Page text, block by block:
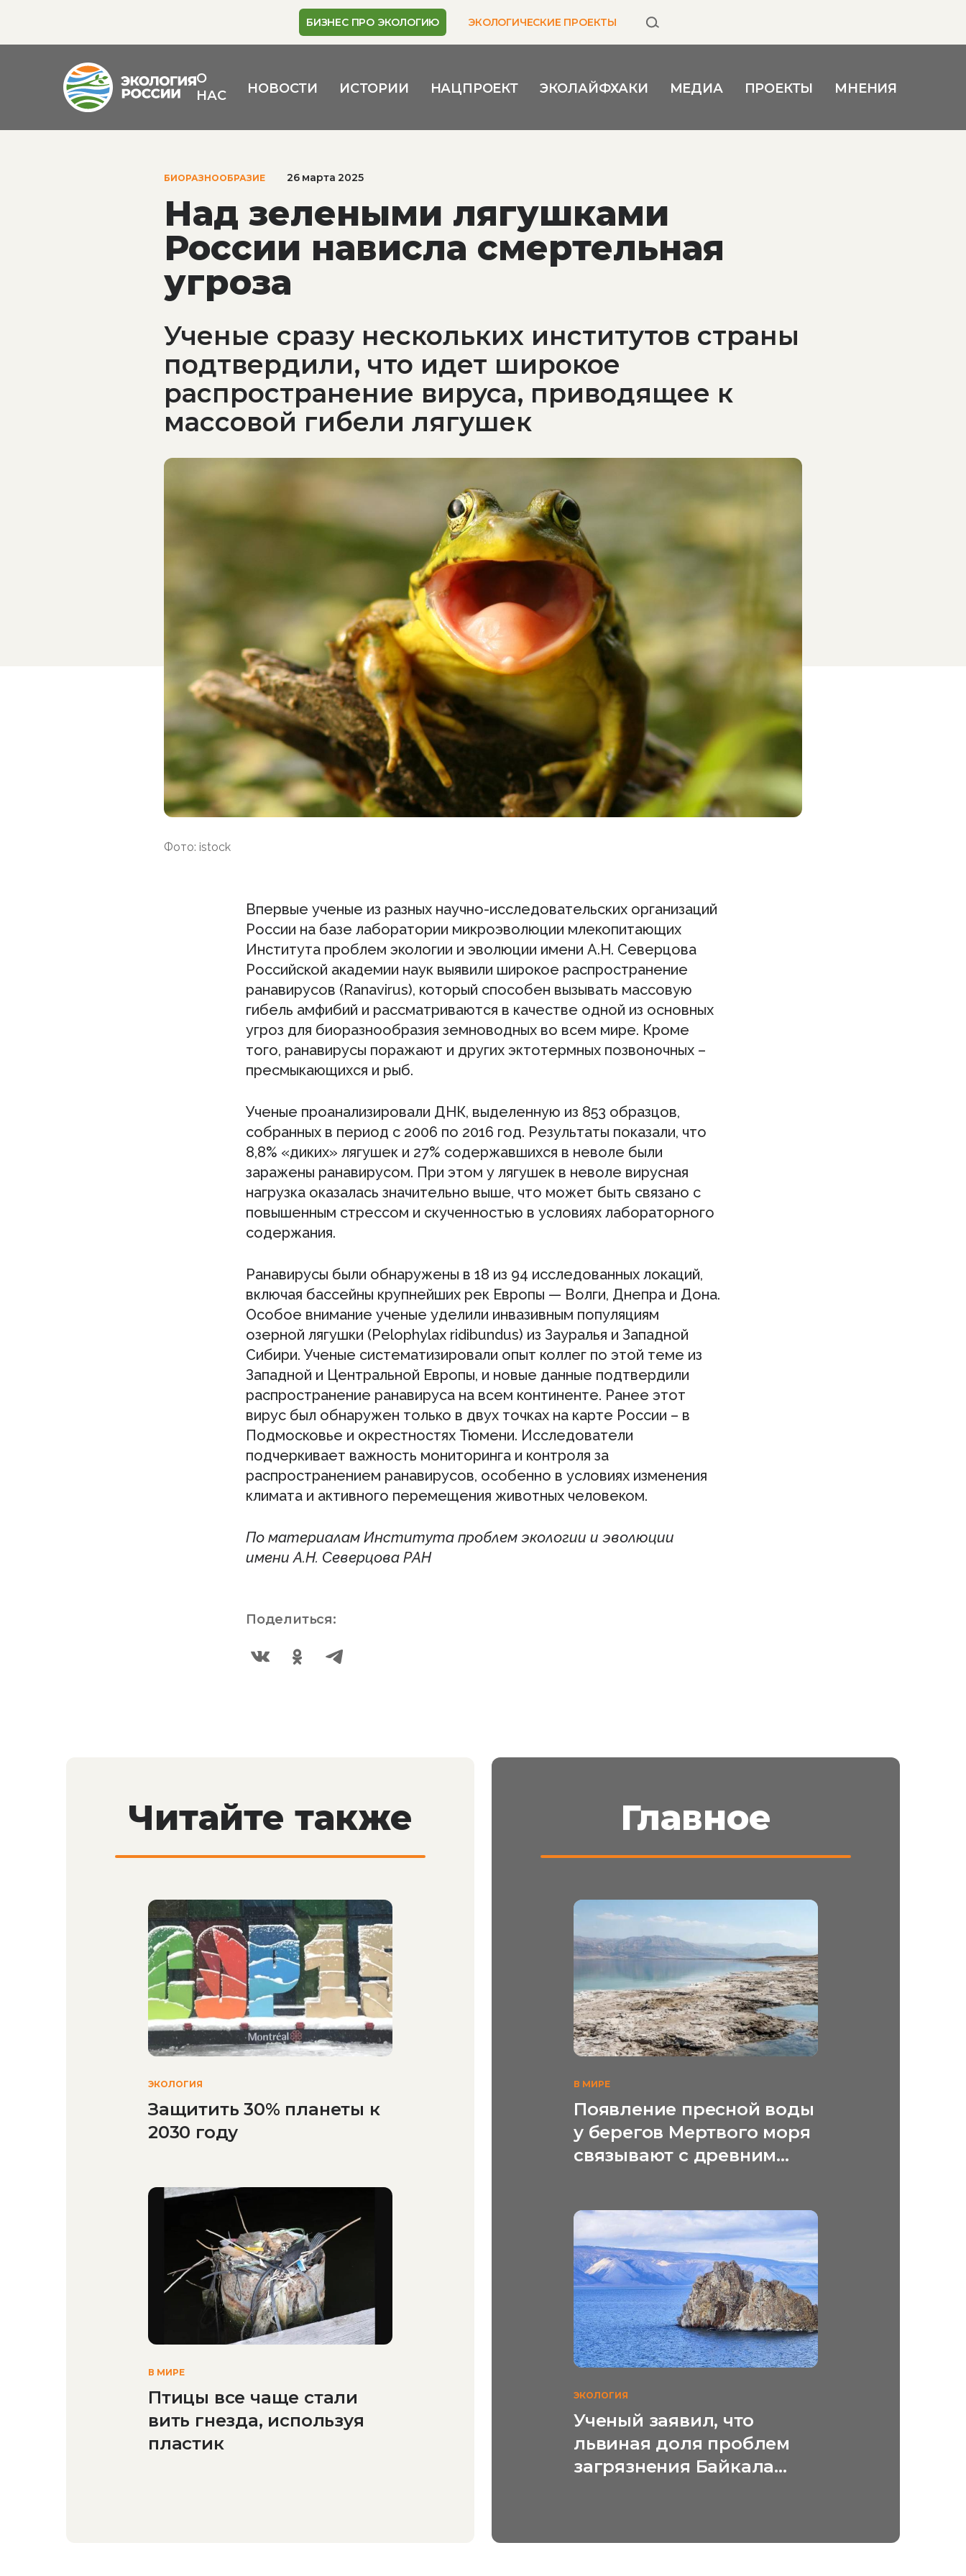
БИЗНЕС ПРО ЭКОЛОГИЮ ЭКОЛОГИЧЕСКИЕ ПРОЕКТЫ
О
НАС
НОВОСТИ ИСТОРИИ НАЦПРОЕКТ ЭКОЛАЙФХАКИ МЕДИА ПРОЕКТЫ МНЕНИЯ
БИОРАЗНООБРАЗИЕ 26 марта 2025
Над зелеными лягушками
России нависла смертельная
угроза
Ученые сразу нескольких институтов страны
подтвердили, что идет широкое
распространение вируса, приводящее к
массовой гибели лягушек
Фото: istock
Впервые ученые из разных научно-исследовательских организаций
России на базе лаборатории микроэволюции млекопитающих
Института проблем экологии и эволюции имени А.Н. Северцова
Российской академии наук выявили широкое распространение
ранавирусов (Ranavirus), который способен вызывать массовую
гибель амфибий и рассматриваются в качестве одной из основных
угроз для биоразнообразия земноводных во всем мире. Кроме
того, ранавирусы поражают и других эктотермных позвоночных –
пресмыкающихся и рыб.
Ученые проанализировали ДНК, выделенную из 853 образцов,
собранных в период с 2006 по 2016 год. Результаты показали, что
8,8% «диких» лягушек и 27% содержавшихся в неволе были
заражены ранавирусом. При этом у лягушек в неволе вирусная
нагрузка оказалась значительно выше, что может быть связано с
повышенным стрессом и скученностью в условиях лабораторного
содержания.
Ранавирусы были обнаружены в 18 из 94 исследованных локаций,
включая бассейны крупнейших рек Европы — Волги, Днепра и Дона.
Особое внимание ученые уделили инвазивным популяциям
озерной лягушки (Pelophylax ridibundus) из Зауралья и Западной
Сибири. Ученые систематизировали опыт коллег по этой теме из
Западной и Центральной Европы, и новые данные подтвердили
распространение ранавируса на всем континенте. Ранее этот
вирус был обнаружен только в двух точках на карте России – в
Подмосковье и окрестностях Тюмени. Исследователи
подчеркивает важность мониторинга и контроля за
распространением ранавирусов, особенно в условиях изменения
климата и активного перемещения животных человеком.
По материалам Института проблем экологии и эволюции
имени А.Н. Северцова РАН
Поделиться:
Читайте также
ЭКОЛОГИЯ
Защитить 30% планеты к
2030 году
В МИРЕ
Птицы все чаще стали
вить гнезда, используя
пластик
Главное
В МИРЕ
Появление пресной воды
у берегов Мертвого моря
связывают с древним
ЭКОЛОГИЯ
Ученый заявил, что
львиная доля проблем
загрязнения Байкала